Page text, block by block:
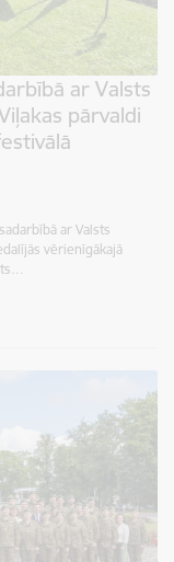
ar Valsts
pārvaldi
ar Valsts
vērienīgākajā